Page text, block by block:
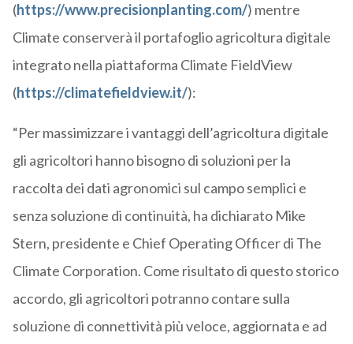
(https://www.precisionplanting.com/) mentre
Climate conserverà il portafoglio agricoltura digitale
integrato nella piattaforma Climate FieldView
(https://climatefieldview.it/):
“Per massimizzare i vantaggi dell’agricoltura digitale
gli agricoltori hanno bisogno di soluzioni per la
raccolta dei dati agronomici sul campo semplici e
senza soluzione di continuità, ha dichiarato Mike
Stern, presidente e Chief Operating Officer di The
Climate Corporation. Come risultato di questo storico
accordo, gli agricoltori potranno contare sulla
soluzione di connettività più veloce, aggiornata e ad